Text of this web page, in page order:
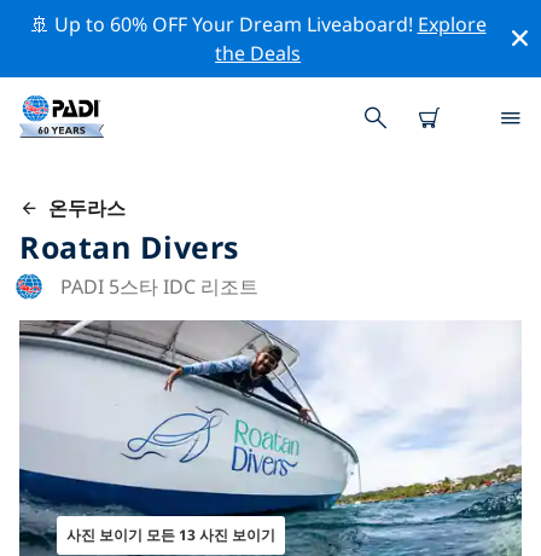
🚢 Up to 60% OFF Your Dream Liveaboard! Explore
the Deals
온두라스
Roatan Divers
PADI 5스타 IDC 리조트
사진 보이기 모든 13 사진 보이기